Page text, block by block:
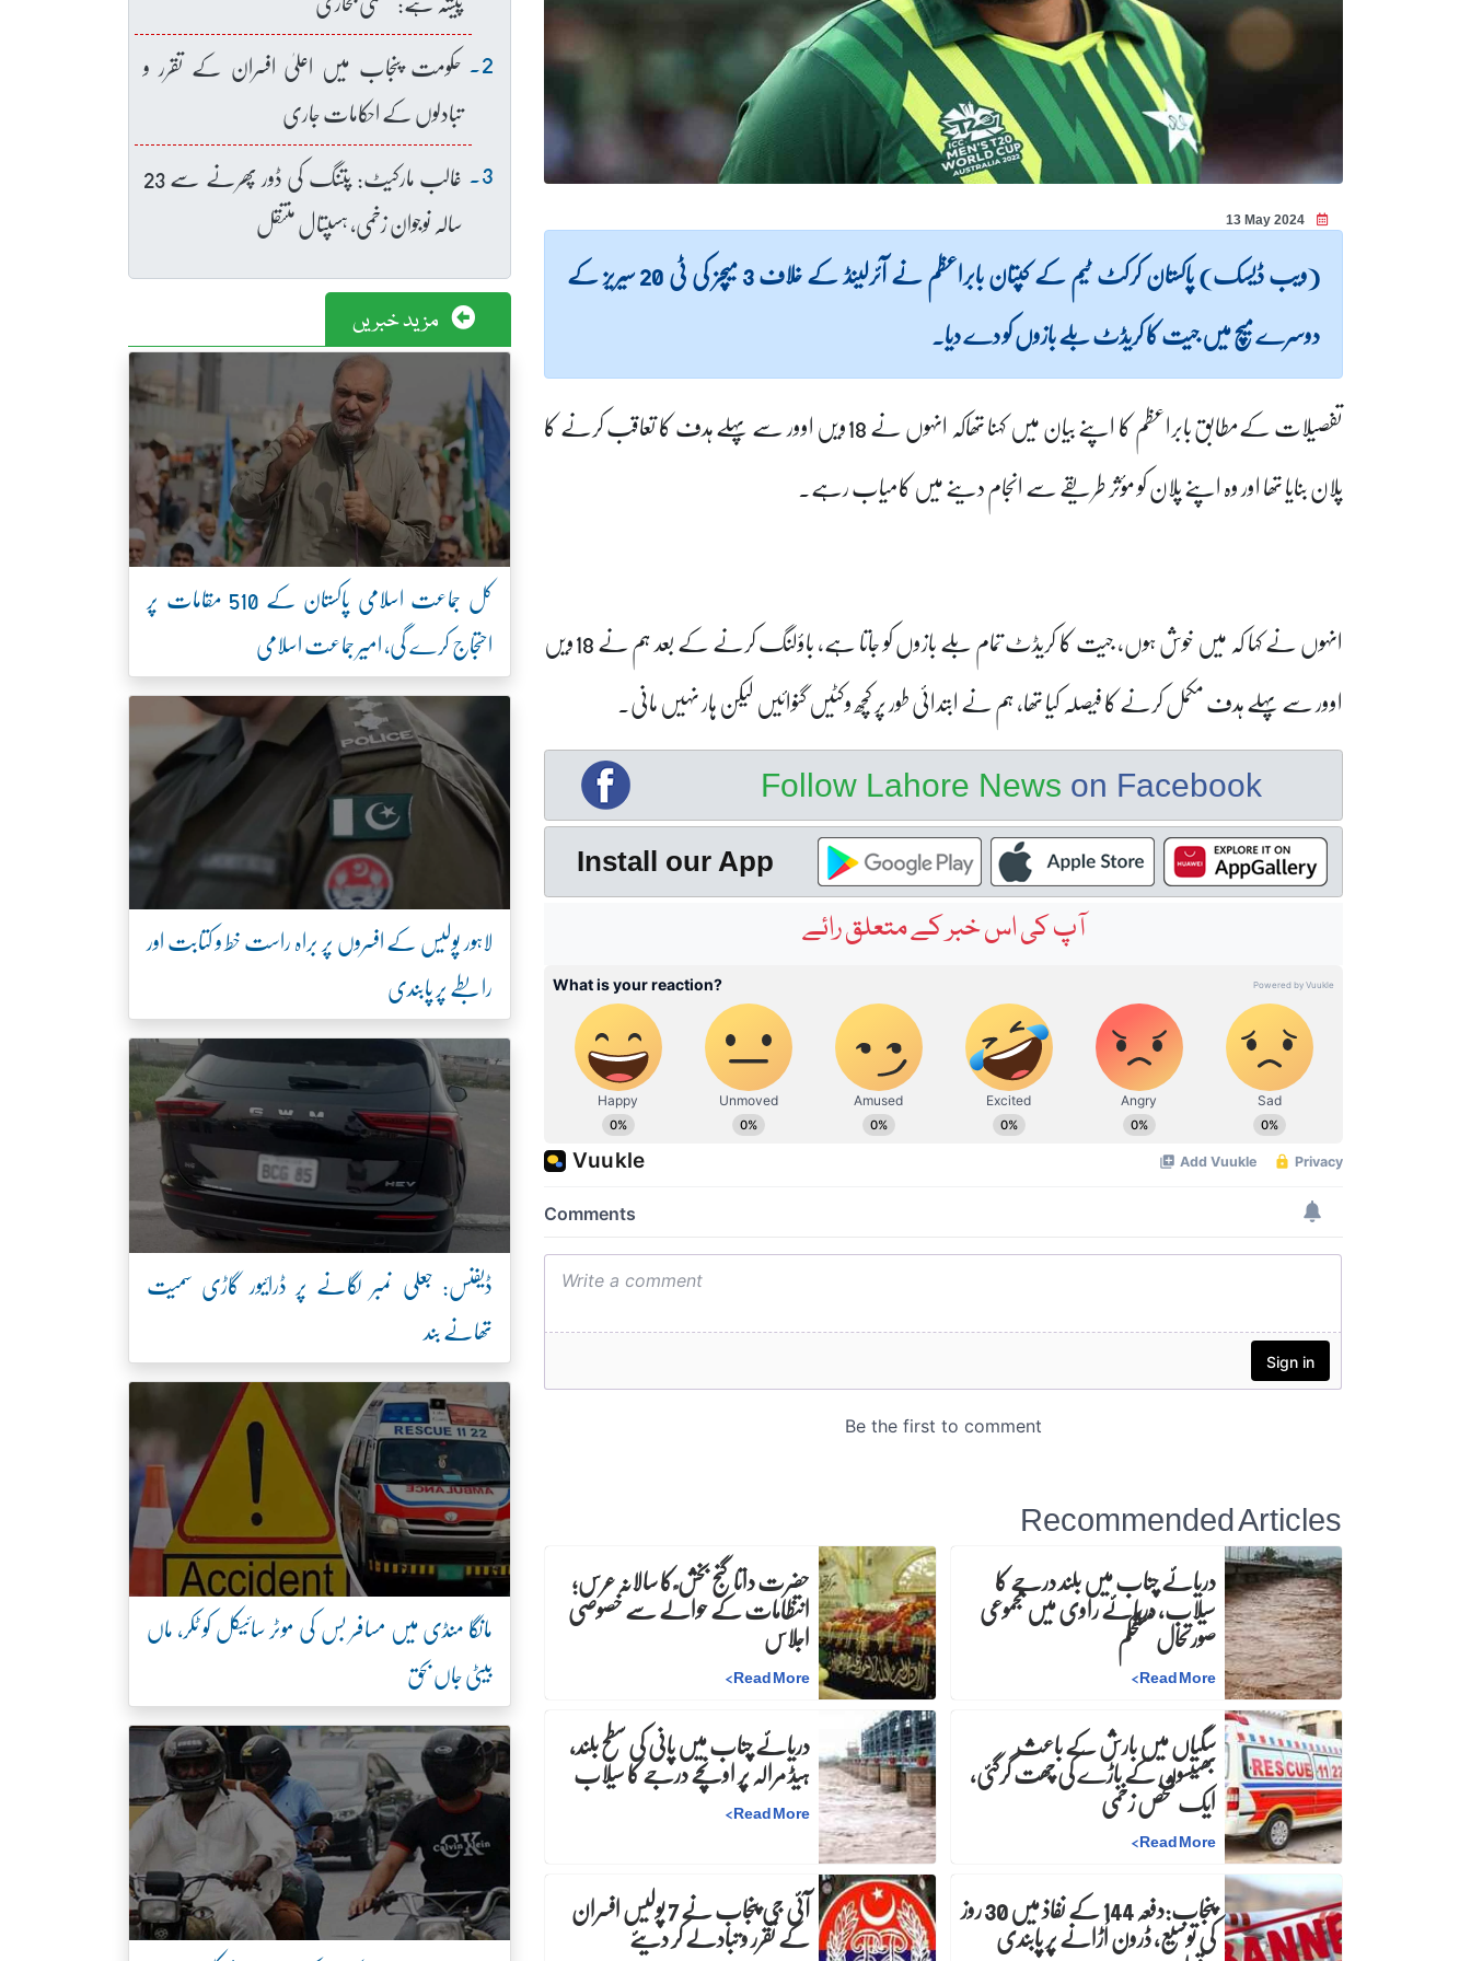
13 May 2024
(ویب ڈیسک) پاکستان کرکٹ ٹیم کے کپتان بابراعظم نے آئرلینڈ کے خلاف 3 میچز کی ٹی 20 سیریز کے
دوسرے میچ میں جیت کا کریڈٹ بلے بازوں کو دے دیا۔
تفصیلات کےمطابق بابراعظم کا اپنے بیان میں کہنا تھاکہ انہوں نے 18ویں اوور سے پہلے ہدف کا تعاقب کرنے کا
پلان بنایا تھا اور وہ اپنے پلان کو مؤثر طریقے سے انجام دینے میں کامیاب رہے۔
انہوں نے کہا کہ میں خوش ہوں، جیت کا کریڈٹ تمام بلے بازوں کو جاتا ہے، باؤلنگ کرنے کے بعد ہم نے 18ویں
اوور سے پہلے ہدف مکمل کرنے کا فیصلہ کیا تھا، ہم نے ابتدائی طور پر کچھ وکٹیں گنوائیں لیکن ہار نہیں مانی۔
Follow Lahore News on Facebook
Install our App
آپ کی اس خبر کے متعلق رائے
Recommended Articles
دریائے چناب میں بلند درجے کا
سیلاب، دریائے راوی میں مجموعی
صورتحال مستحکم
Read More
>
حضرت داتا گنج بخش ؒ کا سالانہ عرس;
انتظامات کے حوالے سے خصوصی
اجلاس
Read More
>
سگیاں میں بارش کے باعث
بھینسوں کے باڑے کی چھت گرگئی،
ایک شخص زخمی
Read More
>
دریائے چناب میں پانی کی سطح بلند،
ہیڈ مرالہ پر اونچے درجے کا سیلاب
Read More
>
پنجاب:دفعہ 144 کے نفاذ میں 30 روز کی توسیع، ڈرون اُڑانے پر پابندی آئی جی پنجاب نے 7 پولیس افسرانکے تقرر و تبادلے کر دیئے
حکومت پنجاب میں اعلیٰ افسران کے تقرر و
تبادلوں کے احکامات جاری
غالب مارکیٹ: پتنگ کی ڈور پھرنے سے 23
سالہ نوجوان زخمی، ہسپتال منتقل
مزید خبریں
کل جماعت اسلامی پاکستان کے 510 مقامات پر
احتجاج کرے گی، امیر جماعت اسلامی
لاہور پولیس کے افسروں پر براہ راست خط و کتابت اور
رابطے پر پابندی
ڈیفنس: جعلی نمبر لگانے پر ڈرائیور گاڑی سمیت
تھانے بند
مانگا منڈی میں مسافر بس کی موٹر سائیکل کو ٹکر، ماں
بیٹی جاں بحق